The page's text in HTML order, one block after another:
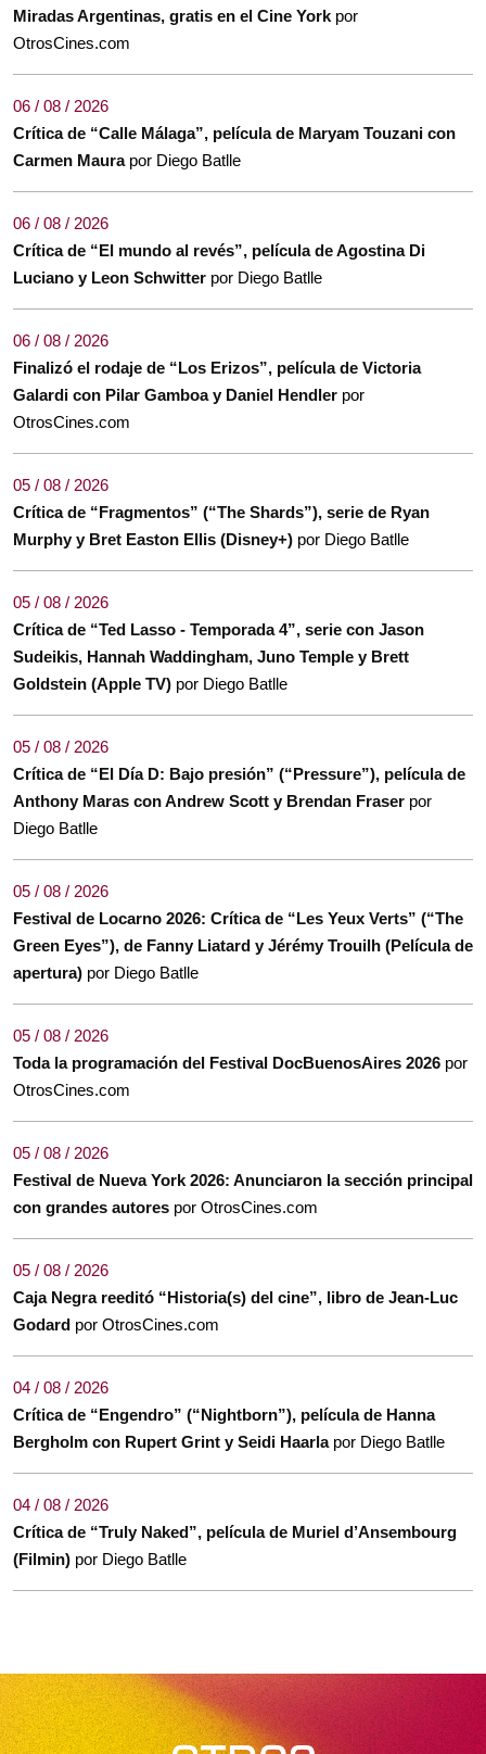
Miradas Argentinas, gratis en el Cine York por
OtrosCines.com
06 / 08 / 2026
Crítica de “Calle Málaga”, película de Maryam Touzani con
Carmen Maura por Diego Batlle
06 / 08 / 2026
Crítica de “El mundo al revés”, película de Agostina Di
Luciano y Leon Schwitter por Diego Batlle
06 / 08 / 2026
Finalizó el rodaje de “Los Erizos”, película de Victoria
Galardi con Pilar Gamboa y Daniel Hendler por
OtrosCines.com
05 / 08 / 2026
Crítica de “Fragmentos” (“The Shards”), serie de Ryan
Murphy y Bret Easton Ellis (Disney+) por Diego Batlle
05 / 08 / 2026
Crítica de “Ted Lasso - Temporada 4”, serie con Jason
Sudeikis, Hannah Waddingham, Juno Temple y Brett
Goldstein (Apple TV) por Diego Batlle
05 / 08 / 2026
Crítica de “El Día D: Bajo presión” (“Pressure”), película de
Anthony Maras con Andrew Scott y Brendan Fraser por
Diego Batlle
05 / 08 / 2026
Festival de Locarno 2026: Crítica de “Les Yeux Verts” (“The
Green Eyes”), de Fanny Liatard y Jérémy Trouilh (Película de
apertura) por Diego Batlle
05 / 08 / 2026
Toda la programación del Festival DocBuenosAires 2026 por
OtrosCines.com
05 / 08 / 2026
Festival de Nueva York 2026: Anunciaron la sección principal
con grandes autores por OtrosCines.com
05 / 08 / 2026
Caja Negra reeditó “Historia(s) del cine”, libro de Jean-Luc
Godard por OtrosCines.com
04 / 08 / 2026
Crítica de “Engendro” (“Nightborn”), película de Hanna
Bergholm con Rupert Grint y Seidi Haarla por Diego Batlle
04 / 08 / 2026
Crítica de “Truly Naked”, película de Muriel d’Ansembourg
(Filmin) por Diego Batlle